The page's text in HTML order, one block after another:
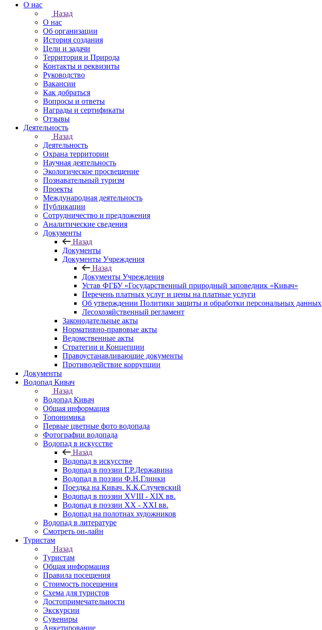
О нас
Назад
О нас
Об организации
История создания
Цели и задачи
Территория и Природа
Контакты и реквизиты
Руководство
Вакансии
Как добраться
Вопросы и ответы
Награды и сертификаты
Отзывы
Деятельность
Назад
Деятельность
Охрана территории
Научная деятельность
Экологическое просвещение
Познавательный туризм
Проекты
Международная деятельность
Публикации
Сотрудничество и предложения
Аналитические сведения
Документы
Назад
Документы
Документы Учреждения
Назад
Документы Учреждения
Устав ФГБУ «Государственный природный заповедник «Кивач»
Перечень платных услуг и цены на платные услуги
Об утверждении Политики защиты и обработки персональных данных
Лесохозяйственный регламент
Законодательные акты
Нормативно-правовые акты
Ведомственные акты
Стратегии и Концепции
Правоустанавливающие документы
Противодействие коррупции
Документы
Водопад Кивач
Назад
Водопад Кивач
Общая информация
Топонимика
Первые цветные фото водопада
Фотографии водопада
Водопад в искусстве
Назад
Водопад в искусстве
Водопад в поэзии Г.Р.Державина
Водопад в поэзии Ф.Н.Глинки
Поездка на Кивач. К.К.Случевский
Водопад в поэзии XVIII - XIX вв.
Водопад в поэзии XX - XXI вв.
Водопад на полотнах художников
Водопад в литературе
Смотреть он-лайн
Туристам
Назад
Туристам
Общая информация
Правила посещения
Стоимость посещения
Схема для туристов
Достопримечательности
Экскурсии
Сувениры
Анкетирование